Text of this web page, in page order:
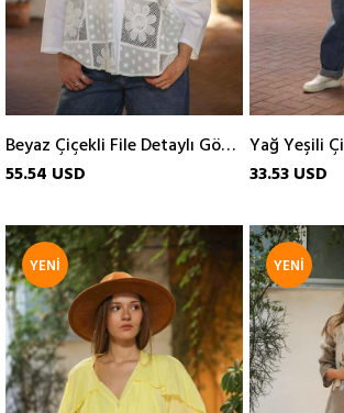
Beyaz Çiçekli File Detaylı Gömlek
55.54 USD
33.53 USD
YENI
ÜRÜN
YENI
ÜRÜN